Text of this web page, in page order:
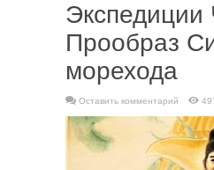
Экспедиции
Прообраз
морехода
Оставить комментарий